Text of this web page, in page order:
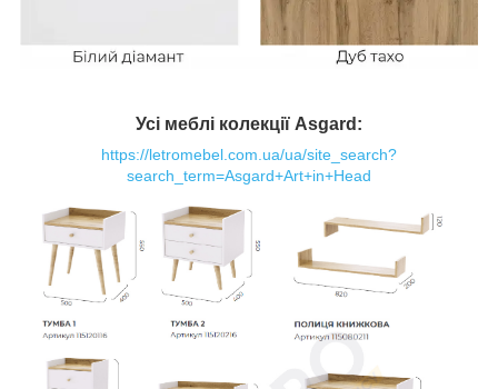
Усі меблі колекції Asgard:
https://letromebel.com.ua/ua/site_search?
search_term=Asgard+Art+in+Head